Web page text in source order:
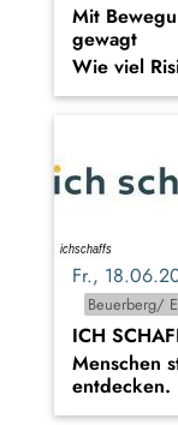
Mit
gewagt
Wie viel
Fr.,
Beuerberg/
ICH
Menschen
entdecken.